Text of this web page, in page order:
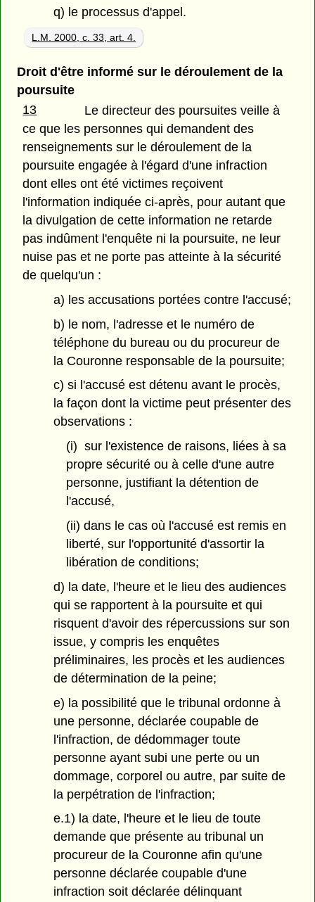
q) le processus d'appel.
L.M. 2000, c. 33, art. 4.
Droit d'être informé sur le déroulement de la
poursuite
13
Le directeur des poursuites veille à
ce que les personnes qui demandent des
renseignements sur le déroulement de la
poursuite engagée à l'égard d'une infraction
dont elles ont été victimes reçoivent
l'information indiquée ci-après, pour autant que
la divulgation de cette information ne retarde
pas indûment l'enquête ni la poursuite, ne leur
nuise pas et ne porte pas atteinte à la sécurité
de quelqu'un :
a) les accusations portées contre l'accusé;
b) le nom, l'adresse et le numéro de
téléphone du bureau ou du procureur de
la Couronne responsable de la poursuite;
c) si l'accusé est détenu avant le procès,
la façon dont la victime peut présenter des
observations :
(i) sur l'existence de raisons, liées à sa
propre sécurité ou à celle d'une autre
personne, justifiant la détention de
l'accusé,
(ii) dans le cas où l'accusé est remis en
liberté, sur l'opportunité d'assortir la
libération de conditions;
d) la date, l'heure et le lieu des audiences
qui se rapportent à la poursuite et qui
risquent d'avoir des répercussions sur son
issue, y compris les enquêtes
préliminaires, les procès et les audiences
de détermination de la peine;
e) la possibilité que le tribunal ordonne à
une personne, déclarée coupable de
l'infraction, de dédommager toute
personne ayant subi une perte ou un
dommage, corporel ou autre, par suite de
la perpétration de l'infraction;
e.1) la date, l'heure et le lieu de toute
demande que présente au tribunal un
procureur de la Couronne afin qu'une
personne déclarée coupable d'une
infraction soit déclarée délinquant